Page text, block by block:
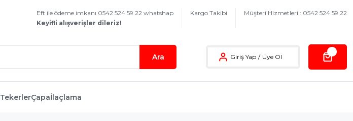
Eft ile ödeme imkanı 0542 524 59 22 whatshap
Keyifli alışverişler dileriz!
Kargo Takibi Müşteri Hizmetleri : 0542 524 59 22
Ara Giriş Yap / Üye Ol
TekerlerÇapaİlaçlama